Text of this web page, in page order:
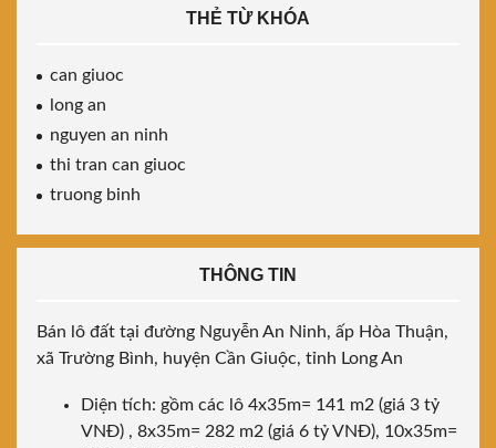
THẺ TỪ KHÓA
can giuoc
long an
nguyen an ninh
thi tran can giuoc
truong binh
THÔNG TIN
Bán lô đất tại đường Nguyễn An Ninh, ấp Hòa Thuận,
xã Trường Bình, huyện Cần Giuộc, tỉnh Long An
Diện tích: gồm các lô 4x35m= 141 m2 (giá 3 tỷ
VNĐ) , 8x35m= 282 m2 (giá 6 tỷ VNĐ), 10x35m=